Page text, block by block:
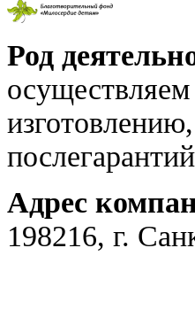
Род
Адрес
198216, г.